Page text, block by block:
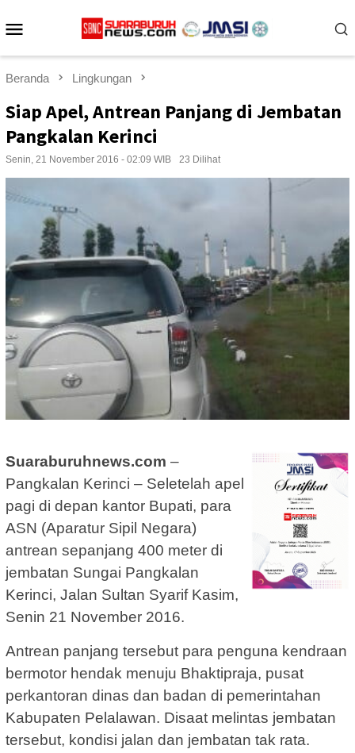
ke
Beranda Lingkungan
Siap Apel, Antrean Panjang di Jembatan
Pangkalan Kerinci
Senin, 21 November 2016 - 02:09 WIB 23 Dilihat
Suaraburuhnews.com –
Pangkalan Kerinci – Seletelah apel
pagi di depan kantor Bupati, para
ASN (Aparatur Sipil Negara)
antrean sepanjang 400 meter di
jembatan Sungai Pangkalan
Kerinci, Jalan Sultan Syarif Kasim,
Senin 21 November 2016.
Antrean panjang tersebut para penguna kendraan
bermotor hendak menuju Bhaktipraja, pusat
perkantoran dinas dan badan di pemerintahan
Kabupaten Pelalawan. Disaat melintas jembatan
tersebut, kondisi jalan dan jembatan tak rata.